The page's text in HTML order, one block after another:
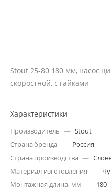
Stout 25-80 180 мм, насос
скоростной, с гайками
Характеристики
Производитель — Stout
Страна бренда — Россия
Страна производства —
Материал изготовления —
Монтажная длина, мм — 180